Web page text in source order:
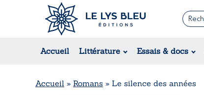
Accueil Littérature Essais & docs
Romans
Suspense / Thriller / Policier
Accueil » Romans » Le silence des années